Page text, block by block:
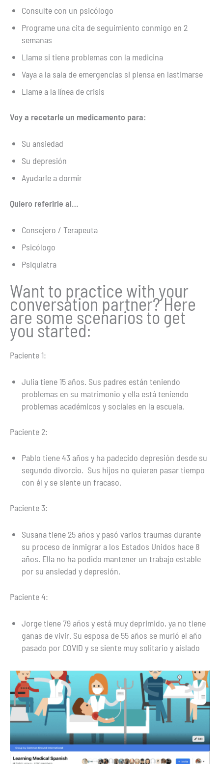
Consulte con un psicólogo
Programe una cita de seguimiento conmigo en 2
semanas
Llame si tiene problemas con la medicina
Vaya a la sala de emergencias si piensa en lastimarse
Llame a la línea de crisis
Voy a recetarle un medicamento para:
Su ansiedad
Su depresión
Ayudarle a dormir
Quiero referirle al…
Consejero / Terapeuta
Psicólogo
Psiquiatra
Want to practice with your
conversation partner? Here
are some scenarios to get
you started:
Paciente 1:
Julia tiene 15 años. Sus padres están teniendo
problemas en su matrimonio y ella está teniendo
problemas académicos y sociales en la escuela.
Paciente 2:
Pablo tiene 43 años y ha padecido depresión desde su
segundo divorcio. Sus hijos no quieren pasar tiempo
con él y se siente un fracaso.
Paciente 3:
Susana tiene 25 años y pasó varios traumas durante
su proceso de inmigrar a los Estados Unidos hace 8
años. Ella no ha podido mantener un trabajo estable
por su ansiedad y depresión.
Paciente 4:
Jorge tiene 79 años y está muy deprimido, ya no tiene
ganas de vivir. Su esposa de 55 años se murió el año
pasado por COVID y se siente muy solitario y aislado